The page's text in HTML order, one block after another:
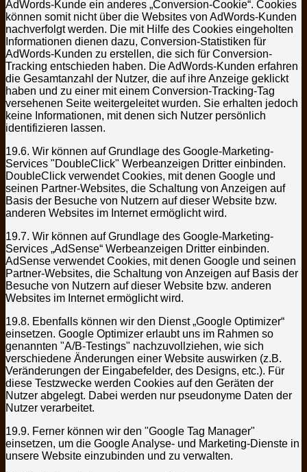
AdWords-Kunde ein anderes „Conversion-Cookie“. Cookies
können somit nicht über die Websites von AdWords-Kunden
nachverfolgt werden. Die mit Hilfe des Cookies eingeholten
Informationen dienen dazu, Conversion-Statistiken für
AdWords-Kunden zu erstellen, die sich für Conversion-
Tracking entschieden haben. Die AdWords-Kunden erfahren
die Gesamtanzahl der Nutzer, die auf ihre Anzeige geklickt
haben und zu einer mit einem Conversion-Tracking-Tag
versehenen Seite weitergeleitet wurden. Sie erhalten jedoch
keine Informationen, mit denen sich Nutzer persönlich
identifizieren lassen.
19.6. Wir können auf Grundlage des Google-Marketing-
Services "DoubleClick" Werbeanzeigen Dritter einbinden.
DoubleClick verwendet Cookies, mit denen Google und
seinen Partner-Websites, die Schaltung von Anzeigen auf
Basis der Besuche von Nutzern auf dieser Website bzw.
anderen Websites im Internet ermöglicht wird.
19.7. Wir können auf Grundlage des Google-Marketing-
Services „AdSense“ Werbeanzeigen Dritter einbinden.
AdSense verwendet Cookies, mit denen Google und seinen
Partner-Websites, die Schaltung von Anzeigen auf Basis der
Besuche von Nutzern auf dieser Website bzw. anderen
Websites im Internet ermöglicht wird.
19.8. Ebenfalls können wir den Dienst „Google Optimizer“
einsetzen. Google Optimizer erlaubt uns im Rahmen so
genannten "A/B-Testings" nachzuvollziehen, wie sich
verschiedene Änderungen einer Website auswirken (z.B.
Veränderungen der Eingabefelder, des Designs, etc.). Für
diese Testzwecke werden Cookies auf den Geräten der
Nutzer abgelegt. Dabei werden nur pseudonyme Daten der
Nutzer verarbeitet.
19.9. Ferner können wir den "Google Tag Manager"
einsetzen, um die Google Analyse- und Marketing-Dienste in
unsere Website einzubinden und zu verwalten.